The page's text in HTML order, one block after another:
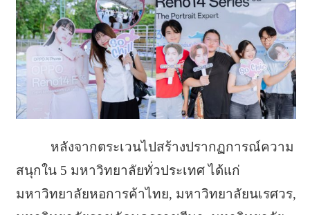
หลังจากตระเวนไปสร้างปรากฏการณ์ความ
สนุกใน 5 มหาวิทยาลัยทั่วประเทศ ได้แก่
มหาวิทยาลัยหอการค้าไทย, มหาวิทยาลัยนเรศวร,